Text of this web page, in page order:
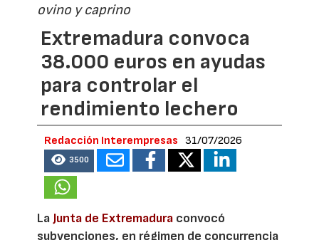
ovino y caprino
Extremadura convoca
38.000 euros en ayudas
para controlar el
rendimiento lechero
Redacción Interempresas 31/07/2026
3500
LaJunta de Extremadura convocó
subvenciones, en régimen de concurrencia